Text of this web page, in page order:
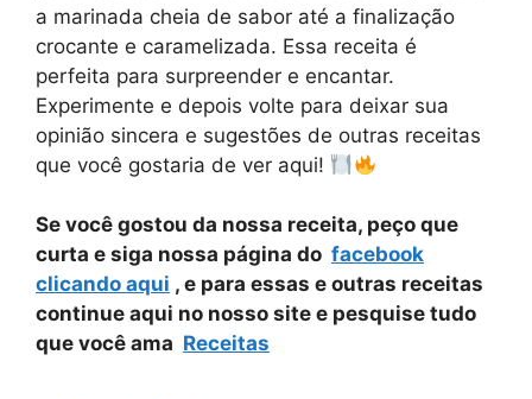
a marinada cheia de sabor até a finalização
crocante e caramelizada. Essa receita é
perfeita para surpreender e encantar.
Experimente e depois volte para deixar sua
opinião sincera e sugestões de outras receitas
que você gostaria de ver aqui!
Se você gostou da nossa receita, peço que
curta e siga nossa página do facebook
clicando aqui , e para essas e outras receitas
continue aqui no nosso site e pesquise tudo
que você ama Receitas